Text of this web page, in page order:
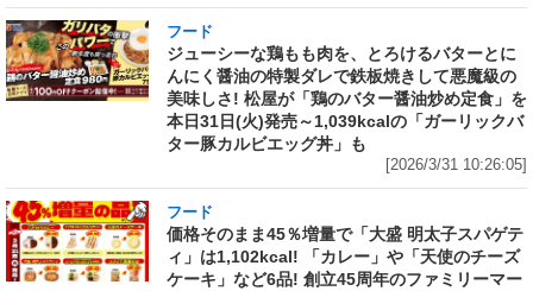
フード
ジューシーな鶏もも肉を、とろけるバターとに
んにく醤油の特製ダレで鉄板焼きして悪魔級の
美味しさ! 松屋が「鶏のバター醤油炒め定食」を
本日31日(火)発売～1,039kcalの「ガーリックバ
ター豚カルビエッグ丼」も
[2026/3/31 10:26:05]
フード
価格そのまま45％増量で「大盛 明太子スパゲテ
ィ」は1,102kcal! 「カレー」や「天使のチーズ
ケーキ」など6品! 創立45周年のファミリーマー